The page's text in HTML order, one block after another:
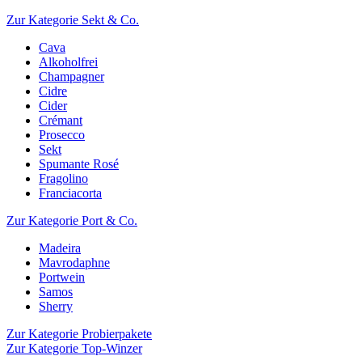
Zur Kategorie Sekt & Co.
Cava
Alkoholfrei
Champagner
Cidre
Cider
Crémant
Prosecco
Sekt
Spumante Rosé
Fragolino
Franciacorta
Zur Kategorie Port & Co.
Madeira
Mavrodaphne
Portwein
Samos
Sherry
Zur Kategorie Probierpakete
Zur Kategorie Top-Winzer